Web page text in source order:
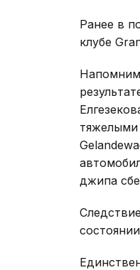
Ранее в
клубе
тяжелыми
джипа